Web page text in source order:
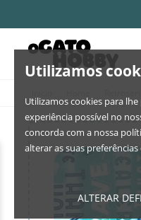
Utilizamos
Utilizamos cookies para
experiência possível no
concorda com a nossa
alterar as suas
ALTERAR